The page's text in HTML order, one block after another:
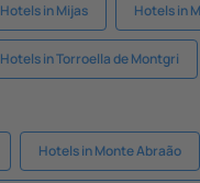
Hotels in Mijas Hotels in
Hotels in Torroella de Montgri
Hotels in Monte Abraão